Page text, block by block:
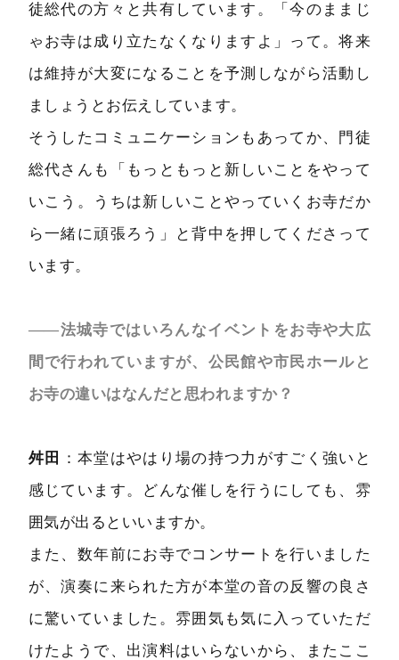
徒総代の方々と共有しています。「今のままじ
ゃお寺は成り立たなくなりますよ」って。将来
は維持が大変になることを予測しながら活動し
ましょうとお伝えしています。
そうしたコミュニケーションもあってか、門徒
総代さんも「もっともっと新しいことをやって
いこう。うちは新しいことやっていくお寺だか
ら一緒に頑張ろう」と背中を押してくださって
います。
――法城寺ではいろんなイベントをお寺や大広
間で行われていますが、公民館や市民ホールと
お寺の違いはなんだと思われますか？
舛田
：本堂はやはり場の持つ力がすごく強いと
感じています。どんな催しを行うにしても、雰
囲気が出るといいますか。
また、数年前にお寺でコンサートを行いました
が、演奏に来られた方が本堂の音の反響の良さ
に驚いていました。雰囲気も気に入っていただ
けたようで、出演料はいらないから、またここ